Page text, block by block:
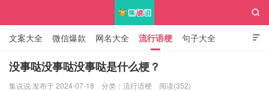

文案大全 微信爆款 网名大全 流行语梗 句子大全
知识大全

没事哒没事哒没事哒是什么梗？
集说说 发布于 2024-07-18 分类： 流行语梗 阅读(352)